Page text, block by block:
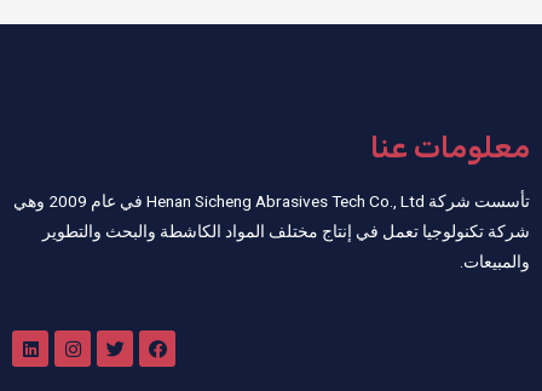
معلومات عنا
تأسست شركة Henan Sicheng Abrasives Tech Co., Ltd في عام 2009 وهي
شركة تكنولوجيا تعمل في إنتاج مختلف المواد الكاشطة والبحث والتطوير
والمبيعات.